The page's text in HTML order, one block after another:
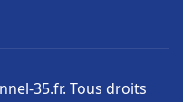
35.fr. Tous droits